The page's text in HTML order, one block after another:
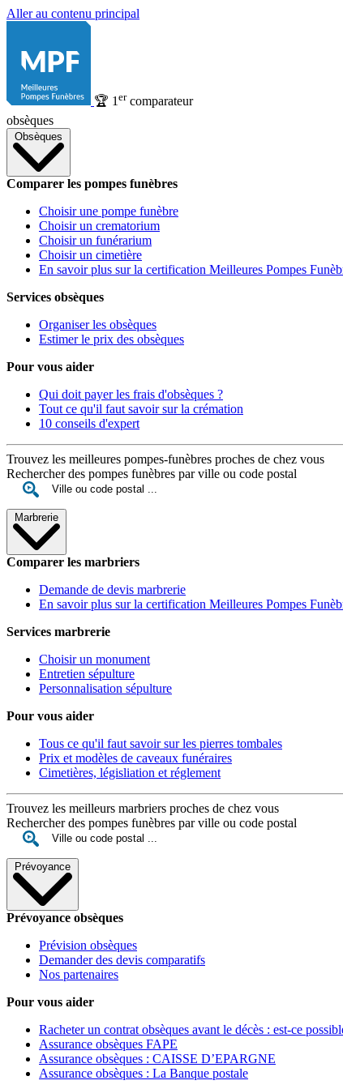
Aller au contenu principal
🏆 1 ercomparateur
obsèques
Obsèques
Comparer les pompes funèbres
Choisir une pompe funèbre
Choisir un crematorium
Choisir un funérarium
Choisir un cimetière
En savoir plus sur la certification Meilleures Pompes
Services obsèques
Organiser les obsèques
Estimer le prix des obsèques
Pour vous aider
Qui doit payer les frais d'obsèques ?
Tout ce qu'il faut savoir sur la crémation
10 conseils d'expert
Trouvez les meilleures pompes-funèbres proches de chez vous
Rechercher des pompes funèbres par ville ou code postal
Marbrerie
Comparer les marbriers
Demande de devis marbrerie
En savoir plus sur la certification Meilleures Pompes
Services marbrerie
Choisir un monument
Entretien sépulture
Personnalisation sépulture
Pour vous aider
Tous ce qu'il faut savoir sur les pierres tombales
Prix et modèles de caveaux funéraires
Cimetières, législiation et réglement
Trouvez les meilleurs marbriers proches de chez vous
Rechercher des pompes funèbres par ville ou code postal
Prévoyance
Prévoyance obsèques
Prévision obsèques
Demander des devis comparatifs
Nos partenaires
Pour vous aider
Racheter un contrat obsèques avant le décès : est-ce
Assurance obsèques FAPE
Assurance obsèques : CAISSE D’EPARGNE
Assurance obsèques : La Banque postale